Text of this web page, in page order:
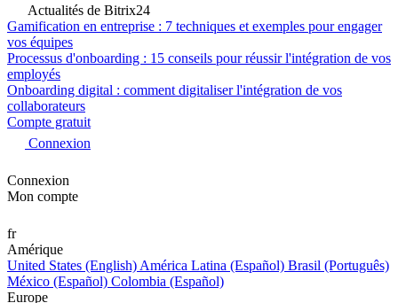
Actualités de Bitrix24
Gamification en entreprise : 7 techniques et exemples pour engager
vos équipes
Processus d'onboarding : 15 conseils pour réussir l'intégration de vos
employés
Onboarding digital : comment digitaliser l'intégration de vos
collaborateurs
Compte gratuit
Connexion
Connexion
Mon compte
fr
Amérique
United States (English) América Latina (Español) Brasil (Português)
México (Español) Colombia (Español)
Europe